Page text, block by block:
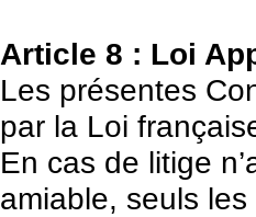
Article 8 : Loi
Les présentes
par la Loi
En cas de litige
amiable, seuls